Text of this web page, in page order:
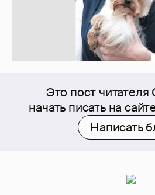
Это пост читателя
начать писать на
Написать